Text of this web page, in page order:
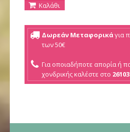
Καλάθι
Δωρεάν Μεταφορικάγια
των 50€
Για οποιαδήποτε απορία ή
χονδρικής καλέστε στο